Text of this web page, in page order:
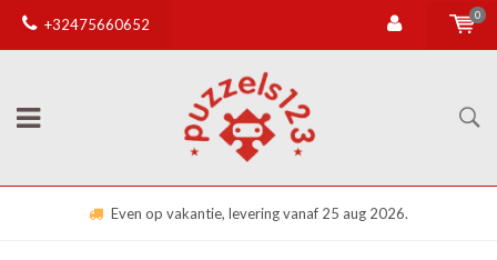
+32475660652
0
Even op vakantie, levering vanaf 25 aug 2026.